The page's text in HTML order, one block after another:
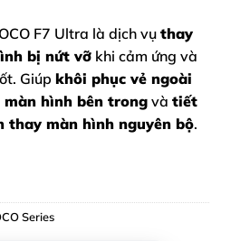
F7 Ultra là dịch vụ thay
bị nứt vỡ khi cảm ứng và
Giúp khôi phục vẻ ngoài
màn hình bên trong và tiết
thay màn hình nguyên bộ.
Series